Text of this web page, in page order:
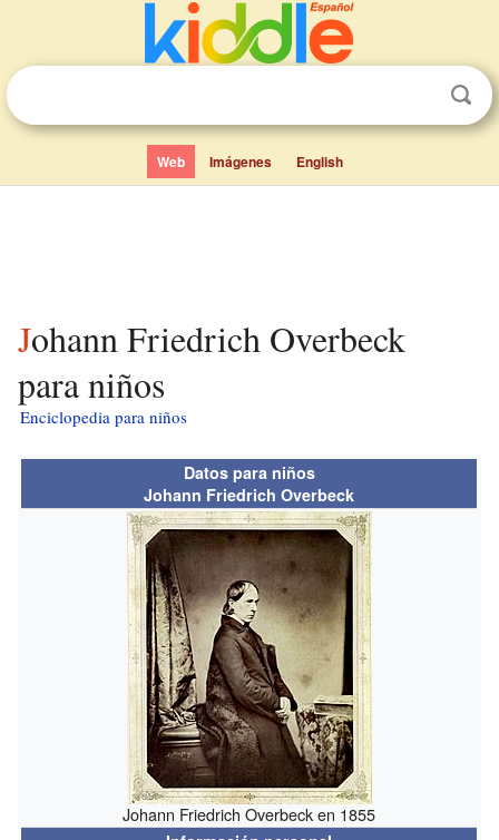
Web Imágenes English
Johann Friedrich Overbeck
para niños
Enciclopedia para niños
Datos para niños
Johann Friedrich Overbeck
Johann Friedrich Overbeck en 1855